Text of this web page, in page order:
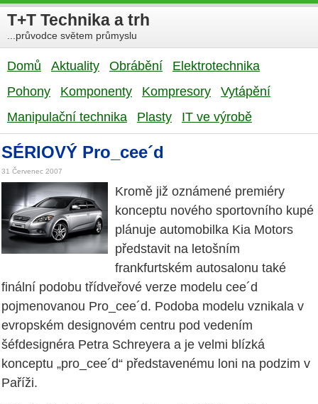
T+T Technika a trh
...průvodce světem průmyslu
Domů Aktuality Obrábění
Elektrotechnika
Pohony
Komponenty Kompresory
Vytápění
Manipulační technika
Plasty IT ve výrobě
SÉRIOVÝ Pro_cee´d
31 Červenec 2007
Kromě již oznámené premiéry
konceptu nového sportovního kupé
plánuje automobilka Kia Motors
představit na letošním
frankfurtském autosalonu také
finální podobu třídveřové verze modelu cee´d
pojmenovanou Pro_cee´d. Podoba modelu vznikala v
evropském designovém centru pod vedením
šéfdesignéra Petra Schreyera a je velmi blízká
konceptu „pro_cee´d“ představenému loni na podzim v
Paříži.